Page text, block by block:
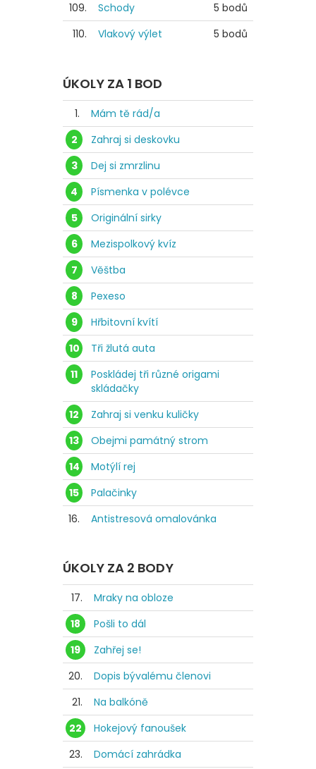
109.
Schody
5 bodů
110.
Vlakový výlet 5 bodů
ÚKOLY ZA 1 BOD
1.
Mám tě rád/a
2
Zahraj si deskovku
3
Dej si zmrzlinu
4
Písmenka v polévce
5
Originální sirky
6
Mezispolkový kvíz
7
Věštba
8
Pexeso
9
Hřbitovní kvítí
10
Tři žlutá auta
11
Poskládej tři různé origami
skládačky
12
Zahraj si venku kuličky
13
Obejmi památný strom
14
Motýlí rej
15
Palačinky
16.
Antistresová omalovánka
ÚKOLY ZA 2 BODY
17.
Mraky na obloze
18
Pošli to dál
19
Zahřej se!
20.
Dopis bývalému členovi
21.
Na balkóně
22
Hokejový fanoušek
23.
Domácí zahrádka